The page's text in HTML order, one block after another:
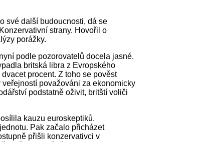
své další budoucnosti, dá se
strany. Hovořil o
porážky.
podle pozorovatelů docela jasné.
britská libra z Evropského
procent. Z toho se pověst
považováni za ekonomicky
podstatně oživit, britští voliči
kauzu euroskeptiků.
Pak začalo přicházet
přišli konzervativci v